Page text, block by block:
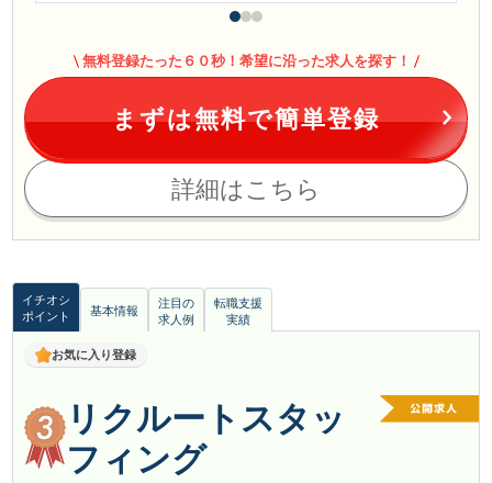
詳細はこちら
無料登録たった６０秒！希望に沿った求人を探す！
まずは無料で簡単登録
イチオシ
ポイント
基本情報
注目の
求人例
転職支援
実績
お気に入り登録
リクルートスタッ
フィング